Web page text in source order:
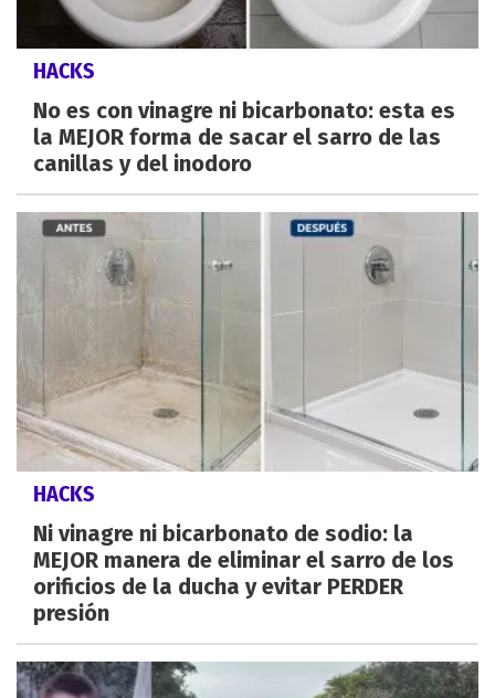
HACKS
No es con vinagre ni bicarbonato: esta es
la MEJOR forma de sacar el sarro de las
canillas y del inodoro
HACKS
Ni vinagre ni bicarbonato de sodio: la
MEJOR manera de eliminar el sarro de los
orificios de la ducha y evitar PERDER
presión